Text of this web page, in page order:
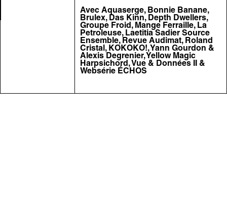
Avec Aquaserge, Bonnie Banane,
Brulex, Das Kinn, Depth Dwellers,
Groupe Froid, Mange Ferraille, La
Petroleuse, Laetitia Sadier Source
Ensemble, Revue Audimat, Roland
Cristal , KOKOKO!, Yann Gourdon &
Alexis Degrenier, Yellow Magic
Harpsichord, Vue & Données II &
Websérie ÉCHOS